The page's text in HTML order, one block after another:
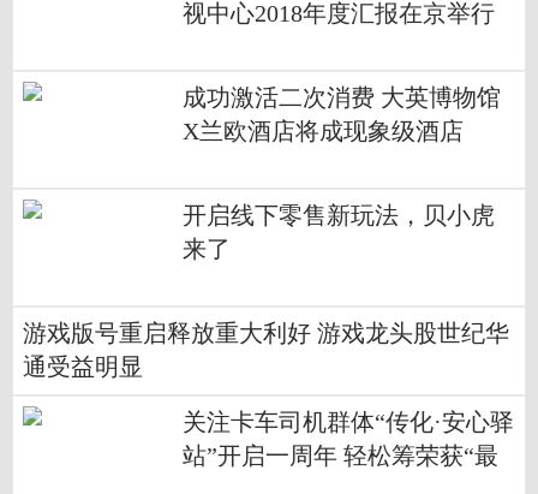
视中心2018年度汇报在京举行
成功激活二次消费 大英博物馆
X兰欧酒店将成现象级酒店
开启线下零售新玩法，贝小虎
来了
游戏版号重启释放重大利好 游戏龙头股世纪华
通受益明显
关注卡车司机群体“传化·安心驿
站”开启一周年 轻松筹荣获“最